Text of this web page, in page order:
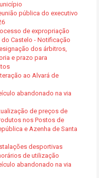
pública do executivo
de expropriação
Castelo - Notificação
dos árbitros,
e prazo para
ao Alvará de
abandonado na via
de preços de
nos Postos de
e Azenha de Santa
desportivas
de utilização
abandonado na via